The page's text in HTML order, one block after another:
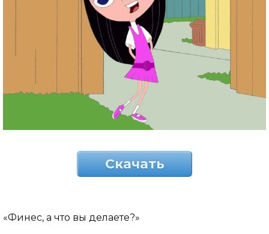
Скачать
«Финес, а что вы делаете?»